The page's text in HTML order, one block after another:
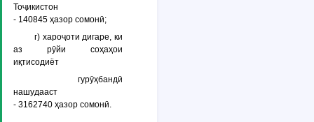
Тоҷикистон
- 140845 ҳазор сомонӣ;
г) хароҷоти дигаре, ки
аз рӯйи соҳаҳои
иқтисодиёт
гурӯҳбандӣ
нашудааст
- 3162740 ҳазор сомонӣ.